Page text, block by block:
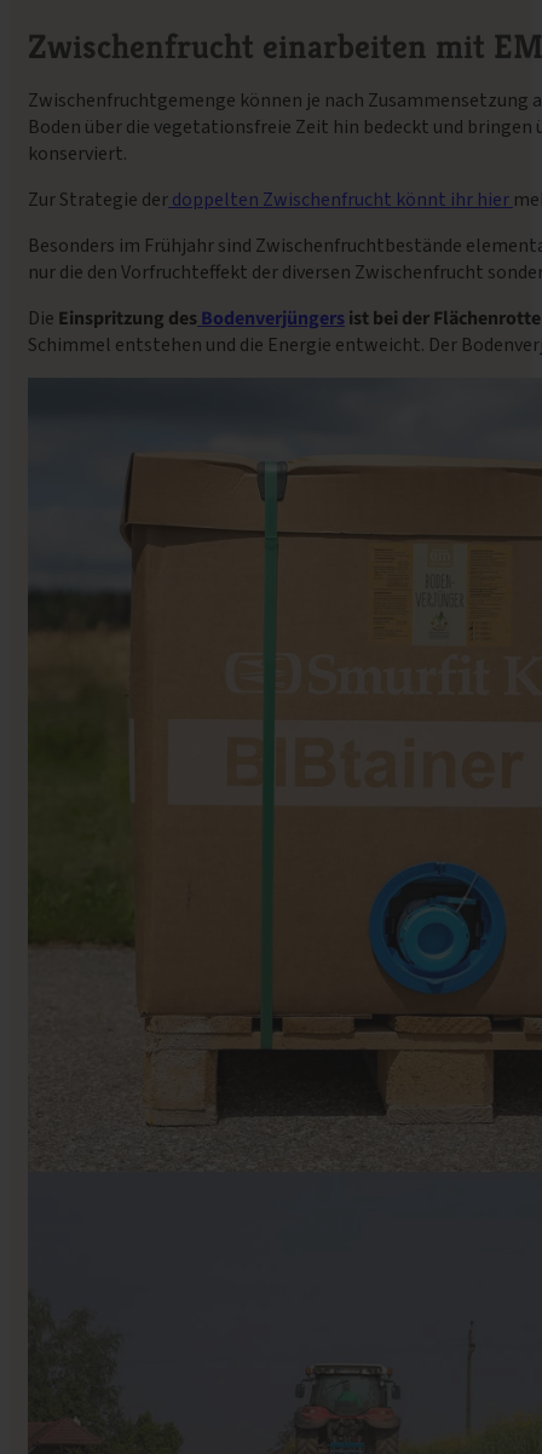
Zwischenfrucht einarbeiten mit
Zwischenfruchtgemenge können je nach Zusammensetzung
Boden über die vegetationsfreie Zeit hin bedeckt und
konserviert.
Zur Strategie derdoppelten Zwischenfrucht könnt ihr hier
Besonders im Frühjahr sind Zwischenfruchtbestände
nur die den Vorfruchteffekt der diversen Zwischenfrucht
Die Einspritzung desBodenverjüngersist bei der
Schimmel entstehen und die Energie entweicht. Der